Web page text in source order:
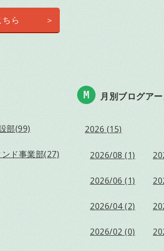
ら
部(99)
ンド事業部(27)
月別ブログア
2026 (15)
2026/08 (1)
2026/06 (1)
2026/04 (2)
2026/02 (0)